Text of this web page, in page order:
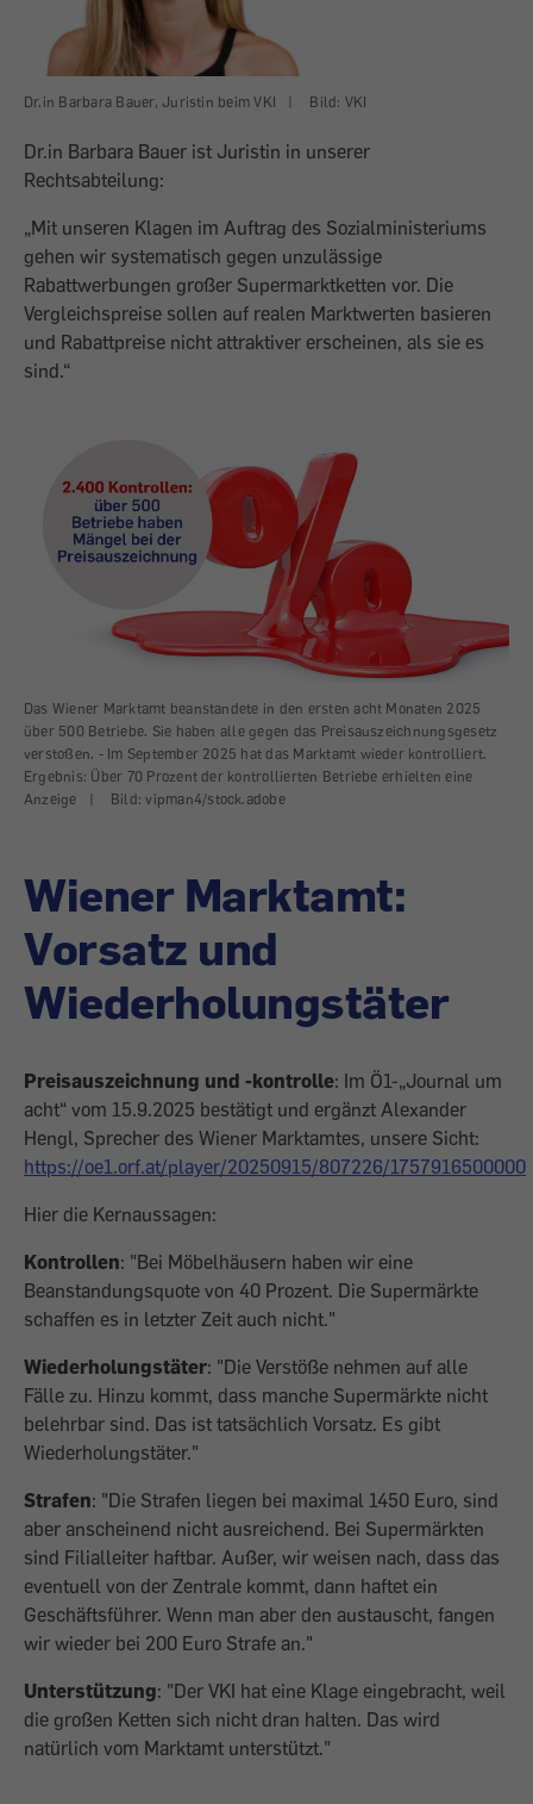
Dr.in Barbara Bauer, Juristin beim VKI | Bild: VKI
Dr.in Barbara Bauer ist Juristin in unserer
Rechtsabteilung:
„Mit unseren Klagen im Auftrag des Sozialministeriums
gehen wir systematisch gegen unzulässige
Rabattwerbungen großer Supermarktketten vor. Die
Vergleichspreise sollen auf realen Marktwerten basieren
und Rabattpreise nicht attraktiver erscheinen, als sie es
sind.“
Das Wiener Marktamt beanstandete in den ersten acht Monaten 2025
über 500 Betriebe. Sie haben alle gegen das Preisauszeichnungsgesetz
verstoßen. - Im September 2025 hat das Marktamt wieder kontrolliert.
Ergebnis: Über 70 Prozent der kontrollierten Betriebe erhielten eine
Anzeige
| Bild: vipman4/stock.adobe
Wiener Marktamt:
Vorsatz und
Wiederholungstäter
Preisauszeichnung und -kontrolle: Im Ö1-„Journal um
acht“ vom 15.9.2025 bestätigt und ergänzt Alexander
Hengl, Sprecher des Wiener Marktamtes, unsere Sicht:
https://oe1.orf.at/player/20250915/807226/1757916500000
Hier die Kernaussagen:
Kontrollen: "Bei Möbelhäusern haben wir eine
Beanstandungsquote von 40 Prozent. Die Supermärkte
schaffen es in letzter Zeit auch nicht."
Wiederholungstäter: "Die Verstöße nehmen auf alle
Fälle zu. Hinzu kommt, dass manche Supermärkte nicht
belehrbar sind. Das ist tatsächlich Vorsatz. Es gibt
Wiederholungstäter."
Strafen: "Die Strafen liegen bei maximal 1450 Euro, sind
aber anscheinend nicht ausreichend. Bei Supermärkten
sind Filialleiter haftbar. Außer, wir weisen nach, dass das
eventuell von der Zentrale kommt, dann haftet ein
Geschäftsführer. Wenn man aber den austauscht, fangen
wir wieder bei 200 Euro Strafe an."
Unterstützung: "Der VKI hat eine Klage eingebracht, weil
die großen Ketten sich nicht dran halten. Das wird
natürlich vom Marktamt unterstützt."